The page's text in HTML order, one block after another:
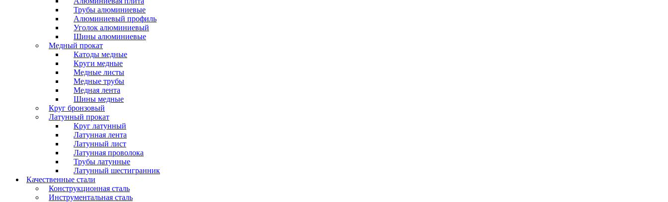
Трубы алюминиевые
Алюминиевый профиль
Уголок алюминиевый
Шины алюминиевые
Медный прокат
Катоды медные
Круги медные
Медные листы
Медные трубы
Медная лента
Шины медные
Круг бронзовый
Латунный прокат
Круг латунный
Латунная лента
Латунный лист
Латунная проволока
Трубы латунные
Латунный шестигранник
Качественные стали
Конструкционная сталь
Инструментальная сталь